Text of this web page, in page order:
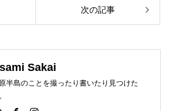
次の記事
Sakai
半島のことを撮ったり書いたり見つけた